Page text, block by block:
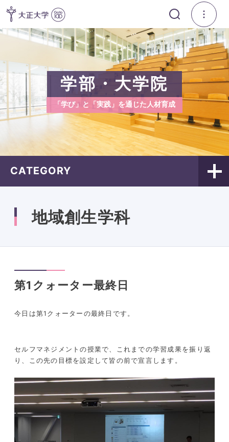
学部・大学院
「学び」と「実践」を通じた人材育成
CATEGORY
地域創生学科
第1クォーター最終日
今日は第1クォーターの最終日です。
セルフマネジメントの授業で、これまでの学習成果を振り返
り、この先の目標を設定して皆の前で宣言します。